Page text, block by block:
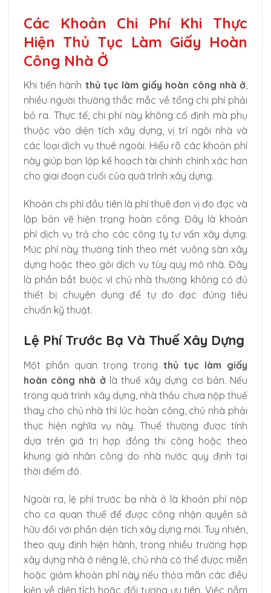
Các Khoản Chi Phí Khi Thực
Hiện Thủ Tục Làm Giấy Hoàn
Công Nhà Ở
Khi tiến hành thủ tục làm giấy hoàn công nhà ở
nhiều người thường thắc mắc về tổng chi phí phải
bỏ ra. Thực tế, chi phí này không cố định mà phụ
thuộc vào diện tích xây dựng, vị trí ngôi nhà và
các loại dịch vụ thuê ngoài. Hiểu rõ các khoản phí
này giúp bạn lập kế hoạch tài chính chính xác hơn
cho giai đoạn cuối của quá trình xây dựng.
Khoản chi phí đầu tiên là phí thuê đơn vị đo đạc và
lập bản vẽ hiện trạng hoàn công. Đây là khoản
phí dịch vụ trả cho các công ty tư vấn xây dựng.
Mức phí này thường tính theo mét vuông sàn xây
dựng hoặc theo gói dịch vụ tùy quy mô nhà. Đây
là phần bắt buộc vì chủ nhà thường không có đủ
thiết bị chuyên dụng để tự đo đạc đúng tiêu
chuẩn kỹ thuật.
Lệ Phí Trước Bạ Và Thuế Xây Dựng
Một phần quan trọng trong thủ tục làm giấy
hoàn công nhà ởlà thuế xây dựng cơ bản. Nếu
trong quá trình xây dựng, nhà thầu chưa nộp thuế
thay cho chủ nhà thì lúc hoàn công, chủ nhà phải
thực hiện nghĩa vụ này. Thuế thường được tính
dựa trên giá trị hợp đồng thi công hoặc theo
khung giá nhân công do nhà nước quy định tại
thời điểm đó.
Ngoài ra, lệ phí trước bạ nhà ở là khoản phí nộp
cho cơ quan thuế để được công nhận quyền sở
hữu đối với phần diện tích xây dựng mới. Tuy nhiên,
theo quy định hiện hành, trong nhiều trường hợp
xây dựng nhà ở riêng lẻ, chủ nhà có thể được miễn
hoặc giảm khoản phí này nếu thỏa mãn các điều
kiện về diện tích hoặc đối tượng ưu tiên. Việc nắm